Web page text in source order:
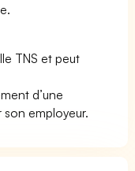
TNS et peut
d’une
employeur.